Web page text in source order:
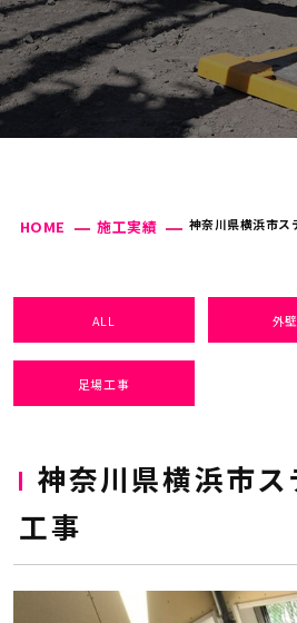
HOME 施工実績 神奈川県横浜市ス
ALL 外
足場工事
神奈川県横浜市
工事